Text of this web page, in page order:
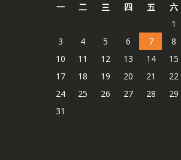
一 二 三 四 五 六
1
3
4 5 6 7 8
10
11 12 13 14 15
17
18 19 20 21 22
24
25 26 27 28 29
31